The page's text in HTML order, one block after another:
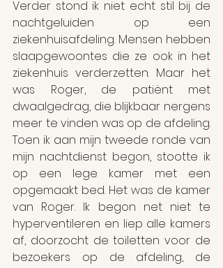
Verder stond ik niet echt stil bij de
nachtgeluiden op een
ziekenhuisafdeling. Mensen hebben
slaapgewoontes die ze ook in het
ziekenhuis verderzetten. Maar het
was Roger, de patiënt met
dwaalgedrag, die blijkbaar nergens
meer te vinden was op de afdeling.
Toen ik aan mijn tweede ronde van
mijn nachtdienst begon, stootte ik
op een lege kamer met een
opgemaakt bed. Het was de kamer
van Roger. Ik begon net niet te
hyperventileren en liep alle kamers
af, doorzocht de toiletten voor de
bezoekers op de afdeling, de